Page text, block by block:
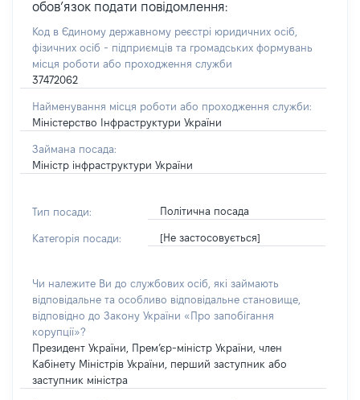
обов’язок подати повідомлення:
Код в Єдиному державному реєстрі юридичних осіб,
фізичних осіб - підприємців та громадських формувань
місця роботи або проходження служби
37472062
Найменування місця роботи або проходження служби:
Міністерство Інфраструктури України
Займана посада:
Міністр інфраструктури України
Тип посади: Політична посада
Категорія посади: [Не застосовується]
Чи належите Ви до службових осіб, які займають
відповідальне та особливо відповідальне становище,
відповідно до Закону України «Про запобігання
корупції»?
Президент України, Прем’єр-міністр України, член
Кабінету Міністрів України, перший заступник або
заступник міністра